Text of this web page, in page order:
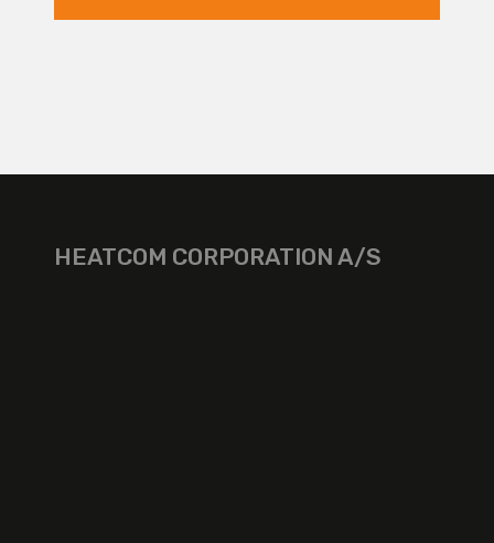
HEATCOM CORPORATION A/S